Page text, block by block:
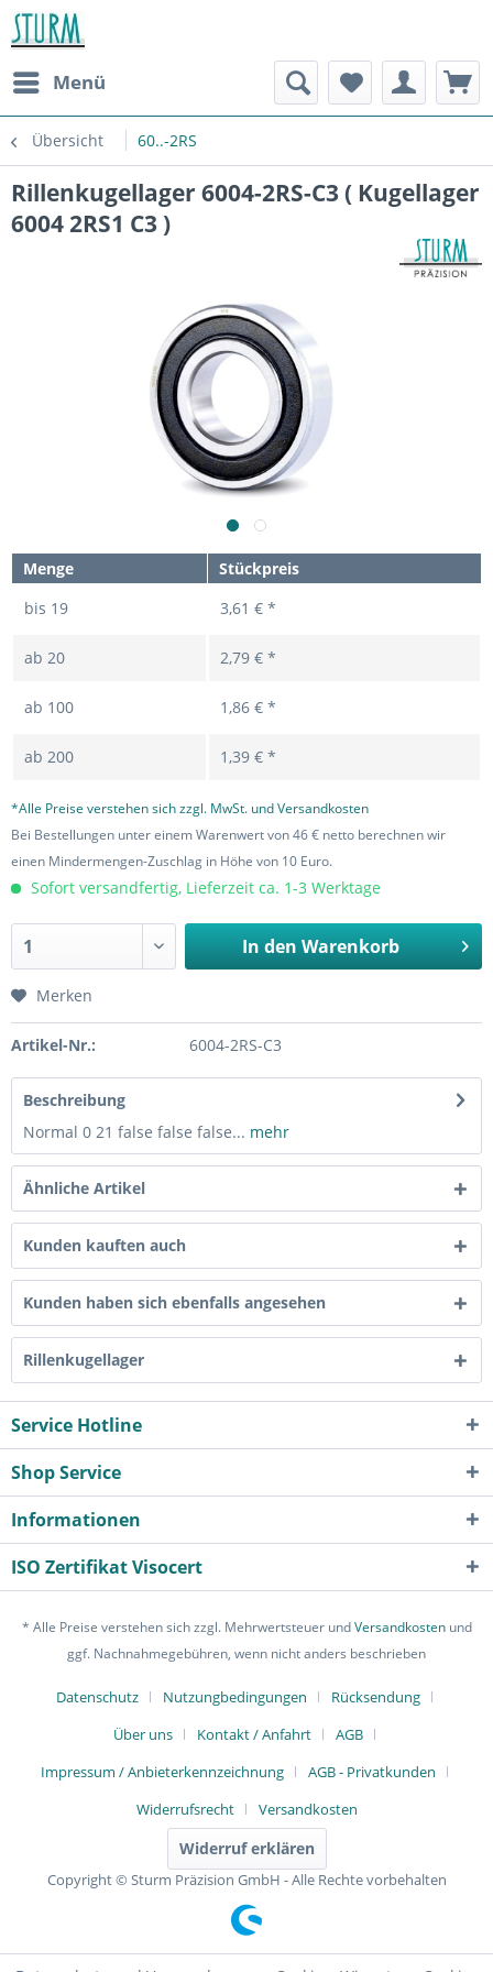
Menü
Übersicht 60..-2RS
Rillenkugellager 6004-2RS-C3 ( Kugellager
6004 2RS1 C3 )
Menge
Stückpreis
bis 19 3,61 € *
ab 20 2,79 € *
ab 100 1,86 € *
ab 200 1,39 € *
*Alle Preise verstehen sich zzgl. MwSt. und Versandkosten
Bei Bestellungen unter einem Warenwert von 46 € netto berechnen wir
einen Mindermengen-Zuschlag in Höhe von 10 Euro.
Sofort versandfertig, Lieferzeit ca. 1-3 Werktage
In den Warenkorb
Merken
Artikel-Nr.: 6004-2RS-C3
Beschreibung
Normal 0 21 false false false... mehr
Ähnliche Artikel
Kunden kauften auch
Kunden haben sich ebenfalls angesehen
Rillenkugellager
Service Hotline
Shop Service
Informationen
ISO Zertifikat Visocert
* Alle Preise verstehen sich zzgl. Mehrwertsteuer undVersandkostenund
ggf. Nachnahmegebühren, wenn nicht anders beschrieben
Datenschutz Nutzungbedingungen
Rücksendung
Über uns
Kontakt / Anfahrt
AGB
Impressum / Anbieterkennzeichnung
AGB - Privatkunden
Widerrufsrecht
Versandkosten
Widerruf erklären
Copyright © Sturm Präzision GmbH - Alle Rechte vorbehalten